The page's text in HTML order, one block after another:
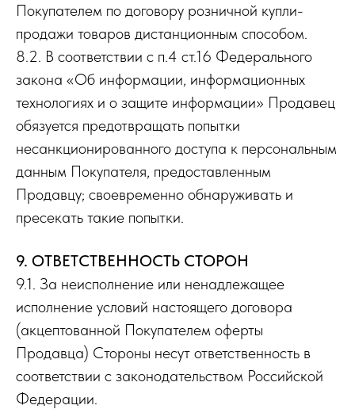
Покупателем по договору розничной купли-
продажи товаров дистанционным способом.
8.2. В соответствии с п.4 ст.16 Федерального
закона «Об информации, информационных
технологиях и о защите информации» Продавец
обязуется предотвращать попытки
несанкционированного доступа к персональным
данным Покупателя, предоставленным
Продавцу; своевременно обнаруживать и
пресекать такие попытки.
9. ОТВЕТСТВЕННОСТЬ СТОРОН
9.1. За неисполнение или ненадлежащее
исполнение условий настоящего договора
(акцептованной Покупателем оферты
Продавца) Стороны несут ответственность в
соответствии с законодательством Российской
Федерации.